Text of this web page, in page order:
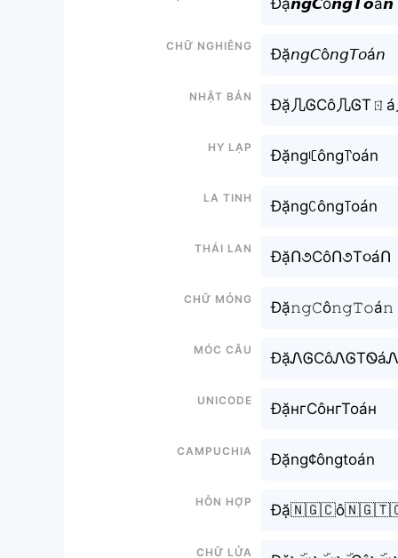
Chữ nghiêng
Đặ𝘯𝘨𝘊ô𝘯𝘨𝘛𝘰á𝘯
Nhật bản
Đặ几ᎶCô几ᎶTㄖá
Hy lạp
Đặngꏸông꓅oán
La tinh
Đặngꉔông꓄oán
Thái lan
ĐặՈ૭CôՈ૭T૦áՈ
Chữ mỏng
Đặ𝚗𝚐𝙲ô𝚗𝚐𝚃𝚘á𝚗
Móc câu
ĐặᏁᎶCôᏁᎶTᏫáᏁ
Unicode
ĐặнгСôнгТоáн
Campuchia
Đặng¢ôngtoán
Hỗn hợp
Chữ Lửa